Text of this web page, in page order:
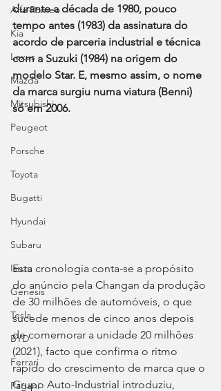
Alfa Romeo
Kia
Lexus
Mazda
Mitsubishi
Peugeot
Porsche
Toyota
Bugatti
Hyundai
Subaru
Isuzu
Genesis
Tesla
BYD
Ferrari
Pagani
durante a década de 1980, pouco
tempo antes (1983) da assinatura do
acordo de parceria industrial e técnica
com a Suzuki (1984) na origem do
modelo Star. E, mesmo assim, o nome
da marca surgiu numa viatura (Benni)
só em 2006.
Esta cronologia conta-se a propósito
do anúncio pela Changan da produção
de 30 milhões de automóveis, o que
sucede menos de cinco anos depois
de comemorar a unidade 20 milhões
(2021), facto que confirma o ritmo
rápido do crescimento de marca que o
Grupo Auto-Industrial introduziu,